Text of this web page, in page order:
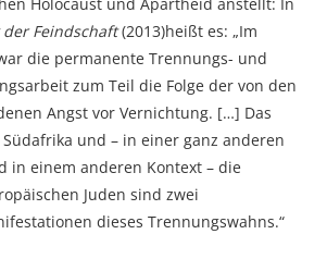
der Feindschaft(2013)heißt es: „Im
die permanente Trennungs- und
zum Teil die Folge der von den
Angst vor Vernichtung. […] Das
und – in einer ganz anderen
in einem anderen Kontext – die
Juden sind zwei
dieses Trennungswahns.“